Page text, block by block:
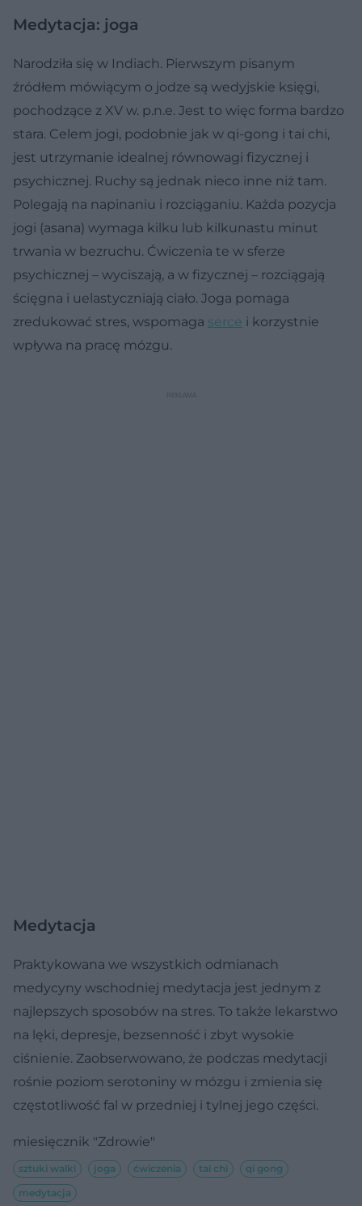
Medytacja: joga
Narodziła się w Indiach. Pierwszym pisanym
źródłem mówiącym o jodze są wedyjskie księgi,
pochodzące z XV w. p.n.e. Jest to więc forma bardzo
stara. Celem jogi, podobnie jak w qi-gong i tai chi,
jest utrzymanie idealnej równowagi fizycznej i
psychicznej. Ruchy są jednak nieco inne niż tam.
Polegają na napinaniu i rozciąganiu. Każda pozycja
jogi (asana) wymaga kilku lub kilkunastu minut
trwania w bezruchu. Ćwiczenia te w sferze
psychicznej – wyciszają, a w fizycznej – rozciągają
ścięgna i uelastyczniają ciało. Joga pomaga
zredukować stres, wspomaga serce i korzystnie
wpływa na pracę mózgu.
Medytacja
Praktykowana we wszystkich odmianach
medycyny wschodniej medytacja jest jednym z
najlepszych sposobów na stres. To także lekarstwo
na lęki, depresje, bezsenność i zbyt wysokie
ciśnienie. Zaobserwowano, że podczas medytacji
rośnie poziom serotoniny w mózgu i zmienia się
częstotliwość fal w przedniej i tylnej jego części.
miesięcznik "Zdrowie"
sztuki walki joga ćwiczenia tai chi
qi gong
medytacja